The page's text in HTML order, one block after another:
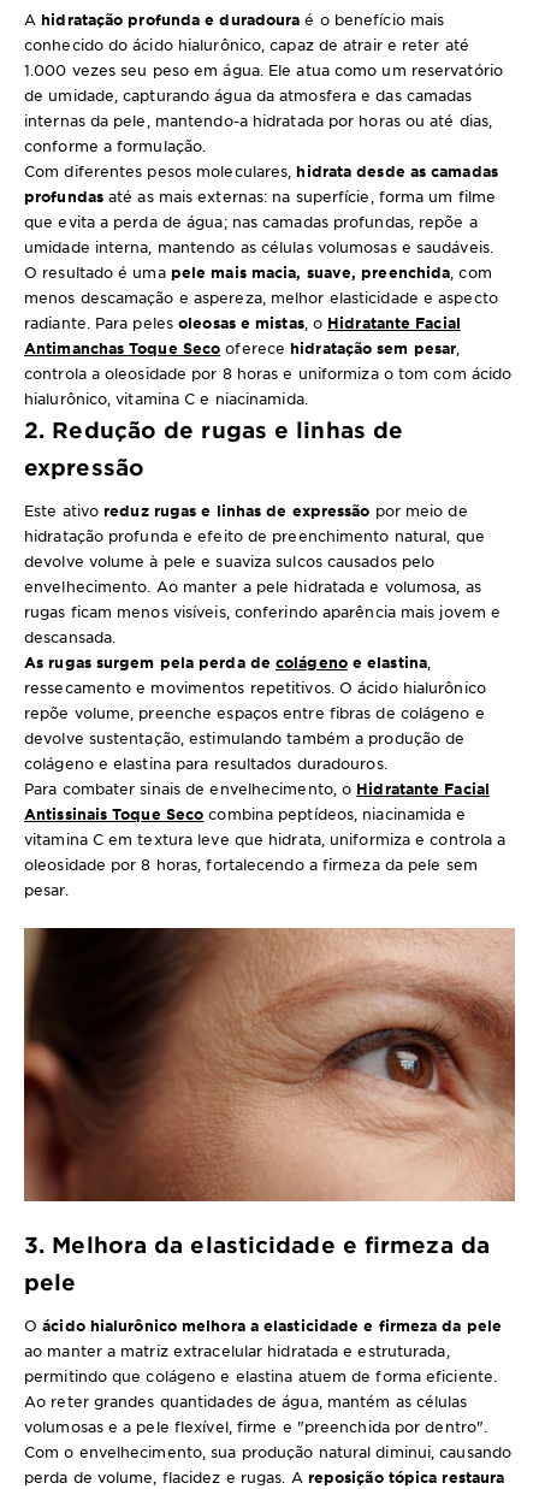
Ahidratação profunda e duradoura é o benefício mais
conhecido do ácido hialurônico, capaz de atrair e reter até
1.000 vezes seu peso em água. Ele atua como um reservatório
de umidade, capturando água da atmosfera e das camadas
internas da pele, mantendo-a hidratada por horas ou até dias,
conforme a formulação.
Com diferentes pesos moleculares,hidrata desde as camadas
profundasaté as mais externas: na superfície, forma um filme
que evita a perda de água; nas camadas profundas, repõe a
umidade interna, mantendo as células volumosas e saudáveis.
O resultado é uma pele mais macia, suave, preenchida , com
menos descamação e aspereza, melhor elasticidade e aspecto
radiante. Para pelesoleosas e mistas, o Hidratante Facial
Antimanchas Toque Seco oferecehidratação sem pesar
controla a oleosidade por 8 horas e uniformiza o tom com ácido
hialurônico, vitamina C e niacinamida.
2. Redução de rugas e linhas de
expressão
Este ativoreduz rugas e linhas de expressão por meio de
hidratação profunda e efeito de preenchimento natural, que
devolve volume à pele e suaviza sulcos causados pelo
envelhecimento. Ao manter a pele hidratada e volumosa, as
rugas ficam menos visíveis, conferindo aparência mais jovem e
descansada.
As rugas surgem pela perda decolágenoe elastina,
ressecamento e movimentos repetitivos. O ácido hialurônico
repõe volume, preenche espaços entre fibras de colágeno e
devolve sustentação, estimulando também a produção de
colágeno e elastina para resultados duradouros.
Para combater sinais de envelhecimento, o Hidratante Facial
Antissinais Toque Seco combina peptídeos, niacinamida e
vitamina C em textura leve que hidrata, uniformiza e controla a
oleosidade por 8 horas, fortalecendo a firmeza da pele sem
pesar.
3. Melhora da elasticidade e firmeza da
pele
Oácido hialurônico melhora a elasticidade e firmeza da pele
ao manter a matriz extracelular hidratada e estruturada,
permitindo que colágeno e elastina atuem de forma eficiente.
Ao reter grandes quantidades de água, mantém as células
volumosas e a pele flexível, firme e "preenchida por dentro".
Com o envelhecimento, sua produção natural diminui, causando
perda de volume, flacidez e rugas. A reposição tópica restaura